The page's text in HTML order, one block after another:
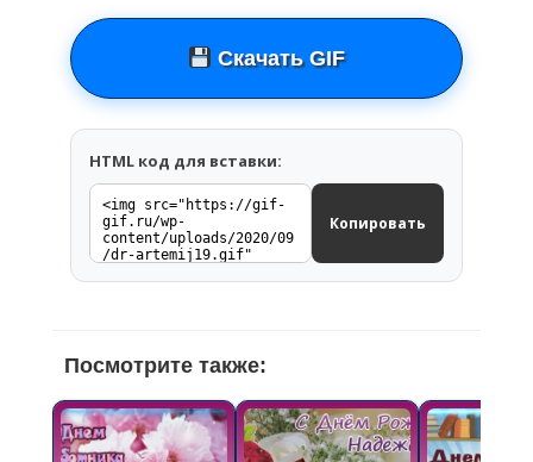
Скачать GIF
HTML код для вставки:
Копировать
Посмотрите также: